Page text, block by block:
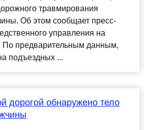
травмирования
Об этом сообщает пресс-
управления на
По предварительным данным,
подъездных ...
дорогой обнаружено тело